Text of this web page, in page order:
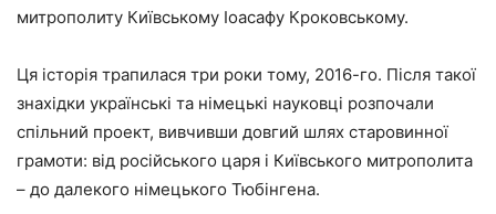
митрополиту Київському Іоасафу Кроковському.
Ця історія трапилася три роки тому, 2016-го. Після такої
знахідки українські та німецькі науковці розпочали
спільний проект, вивчивши довгий шлях старовинної
грамоти: від російського царя і Київського митрополита
– до далекого німецького Тюбінгена.